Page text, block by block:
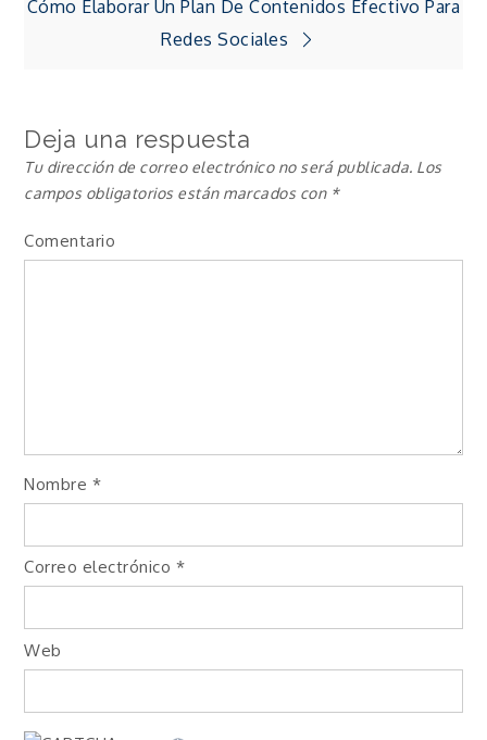
Cómo Elaborar Un Plan De Contenidos Efectivo Para
Redes Sociales
Deja una respuesta
Tu dirección de correo electrónico no será publicada. Los
campos obligatorios están marcados con *
Comentario
Nombre *
Correo electrónico *
Web